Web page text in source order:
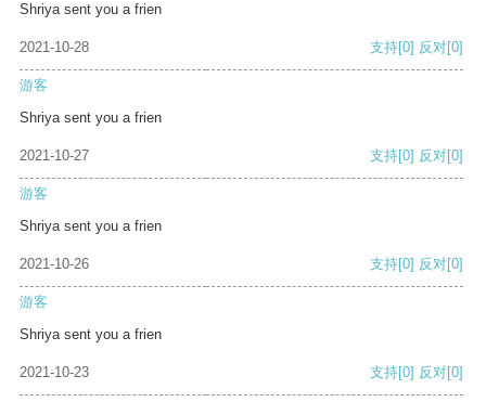
Shriya sent you a frien
2021-10-28 支持[0] 反对[0]
游客
Shriya sent you a frien
2021-10-27 支持[0] 反对[0]
游客
Shriya sent you a frien
2021-10-26 支持[0] 反对[0]
游客
Shriya sent you a frien
2021-10-23 支持[0] 反对[0]